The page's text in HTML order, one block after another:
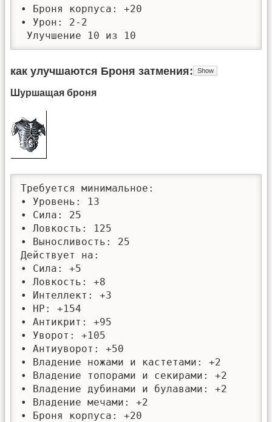
• Броня корпуса: +20
• Урон: 2-2
Улучшение 10 из 10
как улучшаются Броня затмения
Шуршащая броня
Требуется минимальное:
• Уровень: 13
• Сила: 25
• Ловкость: 125
• Выносливость: 25
Действует на:
• Сила: +5
• Ловкость: +8
• Интеллект: +3
• HP: +154
• Антикрит: +95
• Уворот: +105
• Антиуворот: +50
• Владение ножами и кастетами: +2
• Владение топорами и секирами: +2
• Владение дубинами и булавами: +2
• Владение мечами: +2
• Броня корпуса: +20